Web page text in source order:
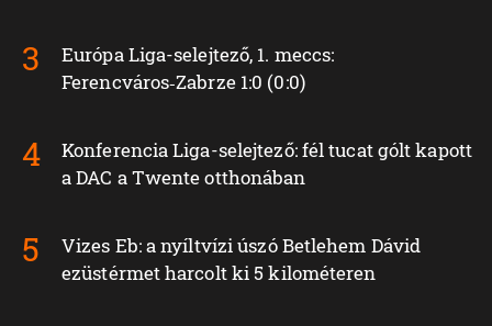
Európa Liga-selejtező, 1. meccs:
Ferencváros‑Zabrze 1:0 (0:0)
Konferencia Liga-selejtező: fél tucat gólt kapott
a DAC a Twente otthonában
Vizes Eb: a nyíltvízi úszó Betlehem Dávid
ezüstérmet harcolt ki 5 kilométeren